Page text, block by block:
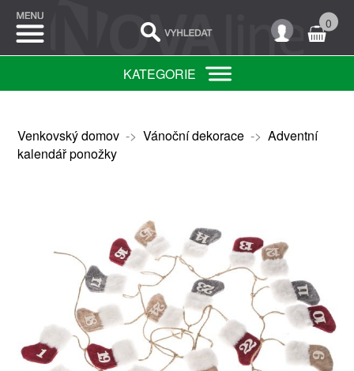
0
KATEGORIE
Venkovský domov-> Vánoční dekorace-> Adventní
kalendář ponožky